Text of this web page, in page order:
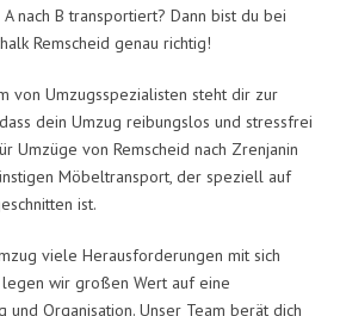
nach B transportiert? Dann bist du bei
Remscheid genau richtig!
von Umzugsspezialisten steht dir zur
dein Umzug reibungslos und stressfrei
Umzüge von Remscheid nach Zrenjanin
Möbeltransport, der speziell auf
ist.
viele Herausforderungen mit sich
legen wir großen Wert auf eine
Organisation. Unser Team berät dich